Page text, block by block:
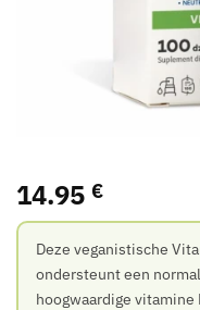
14.95 €
Deze veganistische
ondersteunt een
hoogwaardige vitamine